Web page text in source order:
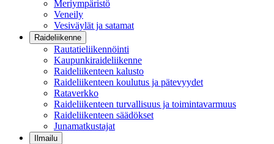
Meriympäristö
Veneily
Vesiväylät ja satamat
Raideliikenne
Rautatieliikennöinti
Kaupunkiraideliikenne
Raideliikenteen kalusto
Raideliikenteen koulutus ja pätevyydet
Rataverkko
Raideliikenteen turvallisuus ja toimintavarmuus
Raideliikenteen säädökset
Junamatkustajat
Ilmailu